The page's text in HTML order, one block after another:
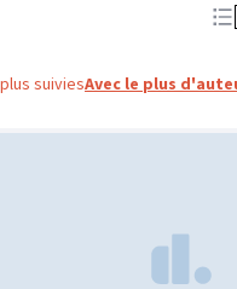
suiviesAvec le plus